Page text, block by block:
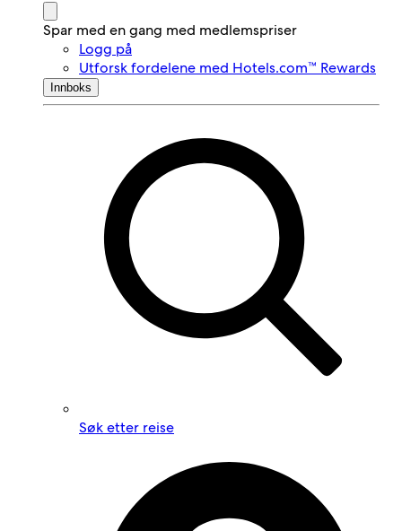
Spar med en gang med medlemspriser
Logg på
Utforsk fordelene med Hotels.com™ Rewards
Innboks
Søk etter reise